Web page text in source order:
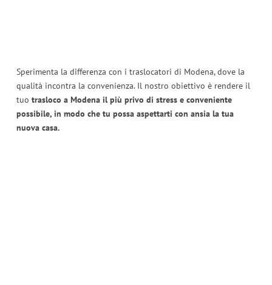
Sperimenta la differenza con i traslocatori di Modena, dove la
qualità incontra la convenienza. Il nostro obiettivo è rendere il
tuo trasloco a Modena il più privo di stress e conveniente
possibile, in modo che tu possa aspettarti con ansia la tua
nuova casa.